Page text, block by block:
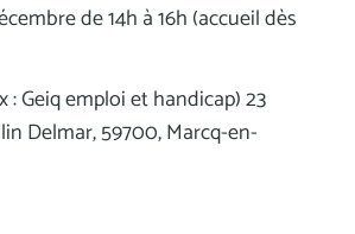
de 14h à 16h (accueil dès
: Geiq emploi et handicap) 23
Delmar, 59700, Marcq-en-